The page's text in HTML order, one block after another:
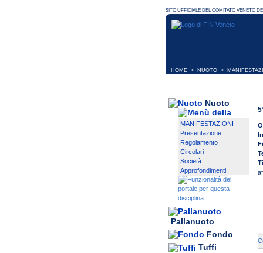
HOME > NUOTO >
Nuoto
MANIFESTAZIONI
Presentazione
Regolamento
Circolari
Società
Approfondimenti
Pallanuoto
Fondo
Tuffi